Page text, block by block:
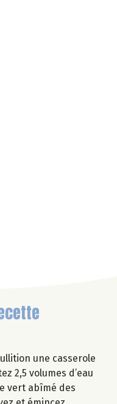
une casserole
2,5 volumes d’eau
vert abîmé des